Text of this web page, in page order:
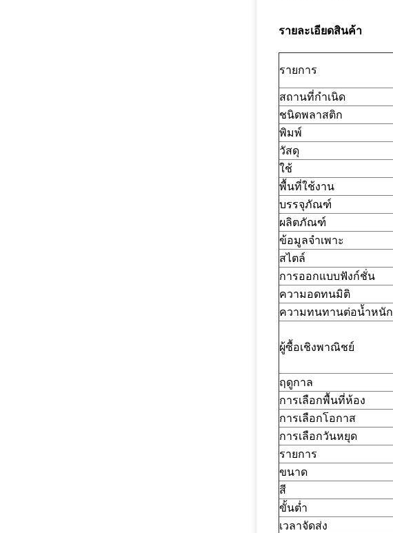
รายละเอียดสินค้า
รายการ
สถานที่กำเนิด
ชนิดพลาสติก
พิมพ์
วัสดุ
ใช้
พื้นที่ใช้งาน
บรรจุภัณฑ์
ผลิตภัณฑ์
ข้อมูลจำเพาะ
สไตล์
การออกแบบฟังก์ชั่น
ความอดทนมิติ
ความทนทานต่อน้ำหนัก
ผู้ซื้อเชิงพาณิชย์
ฤดูกาล
การเลือกพื้นที่ห้อง
การเลือกโอกาส
การเลือกวันหยุด
รายการ
ขนาด
สี
ขั้นต่ำ
เวลาจัดส่ง